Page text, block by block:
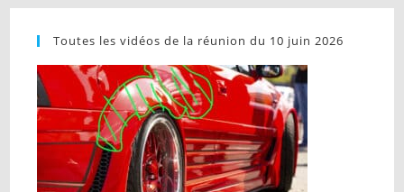
Toutes les vidéos de la réunion du 10 juin 2026